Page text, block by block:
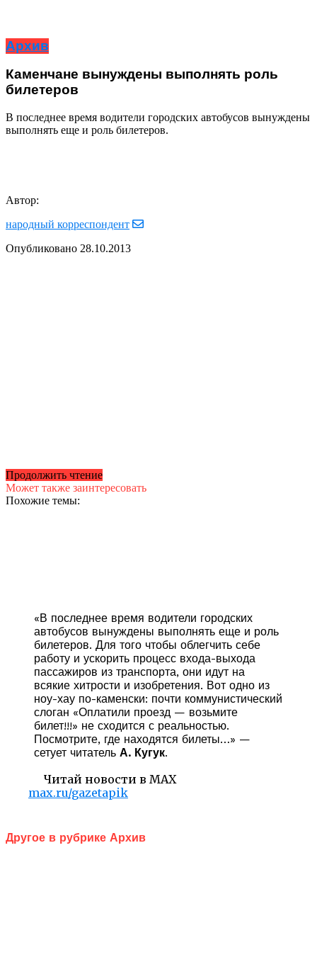
Архив
Каменчане вынуждены выполнять роль
билетеров
В последнее время водители городских автобусов вынуждены
выполнять еще и роль билетеров.
Автор:
народный корреспондент
Опубликовано 28.10.2013
«В последнее время водители городских
автобусов вынуждены выполнять еще и роль
билетеров. Для того чтобы облегчить себе
работу и ускорить процесс входа-выхода
пассажиров из транспорта, они идут на
всякие хитрости и изобретения. Вот одно из
ноу-хау по-каменски: почти коммунистический
слоган «Оплатили проезд — возьмите
билет!!!» не сходится с реальностью.
Посмотрите, где находятся билеты…» —
сетует читатель А. Кугук.
Читай новости в MAX
max.ru/gazetapik
Продолжить чтение
Может также заинтересовать
Похожие темы:
Другое в рубрике Архив